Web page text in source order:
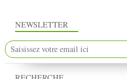
NEWSLETTER